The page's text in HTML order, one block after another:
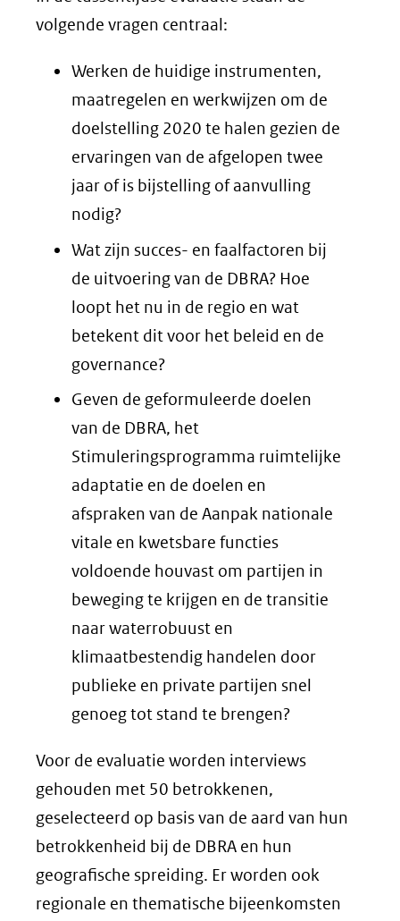
volgende vragen centraal:
Werken de huidige instrumenten,
maatregelen en werkwijzen om de
doelstelling 2020 te halen gezien de
ervaringen van de afgelopen twee
jaar of is bijstelling of aanvulling
nodig?
Wat zijn succes- en faalfactoren bij
de uitvoering van de DBRA? Hoe
loopt het nu in de regio en wat
betekent dit voor het beleid en de
governance?
Geven de geformuleerde doelen
van de DBRA, het
Stimuleringsprogramma ruimtelijke
adaptatie en de doelen en
afspraken van de Aanpak nationale
vitale en kwetsbare functies
voldoende houvast om partijen in
beweging te krijgen en de transitie
naar waterrobuust en
klimaatbestendig handelen door
publieke en private partijen snel
genoeg tot stand te brengen?
Voor de evaluatie worden interviews
gehouden met 50 betrokkenen,
geselecteerd op basis van de aard van hun
betrokkenheid bij de DBRA en hun
geografische spreiding. Er worden ook
regionale en thematische bijeenkomsten